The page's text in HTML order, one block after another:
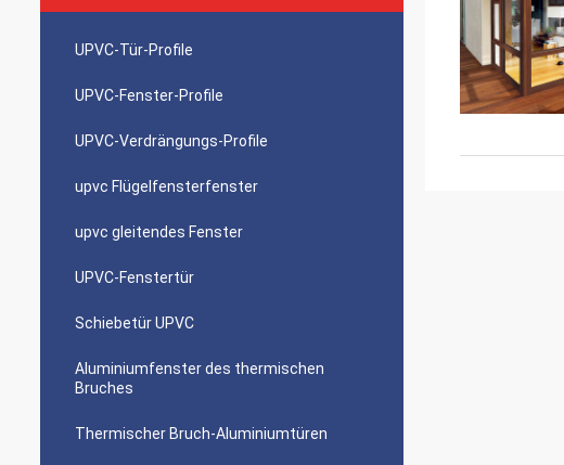
UPVC-Tür-Profile
UPVC-Fenster-Profile
UPVC-Verdrängungs-Profile
upvc Flügelfensterfenster
upvc gleitendes Fenster
UPVC-Fenstertür
Schiebetür UPVC
Aluminiumfenster des thermischen
Bruches
Thermischer Bruch-Aluminiumtüren